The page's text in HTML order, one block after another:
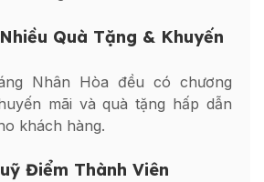
Quà Tặng & Khuyến
Nhân Hòa đều có chương
mãi và quà tặng hấp dẫn
khách hàng.
Điểm Thành Viên